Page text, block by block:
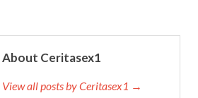
About Ceritasex1
View all posts by Ceritasex1 →